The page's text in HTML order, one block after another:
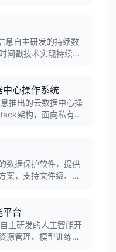
入DeepSeek等主流
息自主研发的持续数
间戳技术实现持续数
心操作系统
推出的云数据中心操
架构，面向私有云
数据保护软件，提供
案，支持文件级、数
台
主研发的人工智能开
源管理、模型训练、